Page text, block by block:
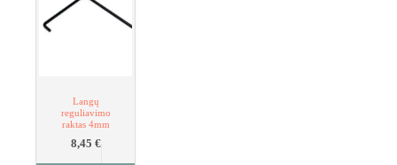
Langų
reguliavimo
raktas 4mm
8,45 €